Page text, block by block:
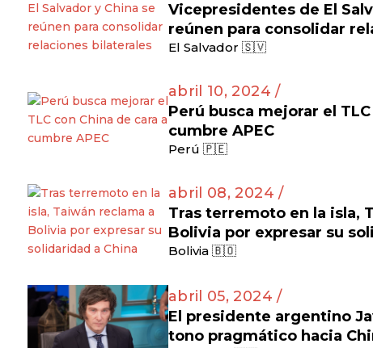
Vicepresidentes de El
reúnen para consolidar
El Salvador 🇸🇻
abril 10, 2024 /
Perú busca mejorar el
cumbre APEC
Perú 🇵🇪
abril 08, 2024 /
Tras terremoto en la isla,
Bolivia por expresar su
Bolivia 🇧🇴
abril 05, 2024 /
El presidente argentino
tono pragmático hacia